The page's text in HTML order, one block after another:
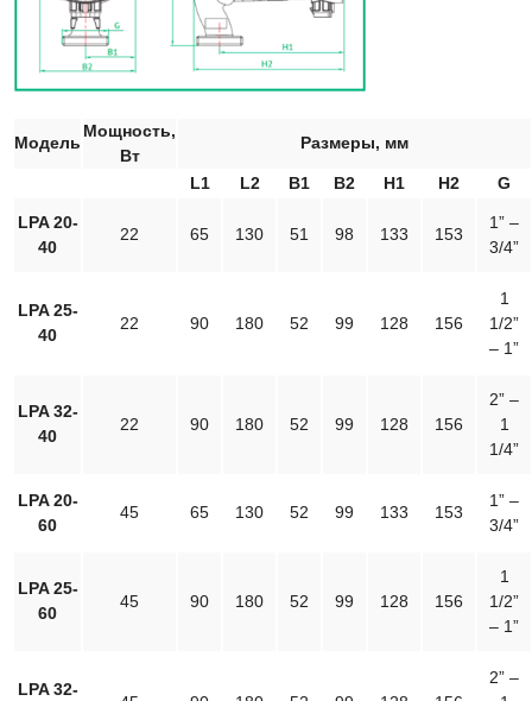
Модель
Мощность,
Вт
Размеры, мм
L1 L2 B1 B2 H1 H2 G
LPA 20-
40
22 65 130 51 98 133 153
1” –
3/4”
LPA 25-
40
22 90 180 52 99 128 156
1
1/2”
– 1”
LPA 32-
40
22 90 180 52 99 128 156
2” –
1
1/4”
LPA 20-
60
45 65 130 52 99 133 153
1” –
3/4”
LPA 25-
60
45 90 180 52 99 128 156
1
1/2”
– 1”
LPA 32-
2” –